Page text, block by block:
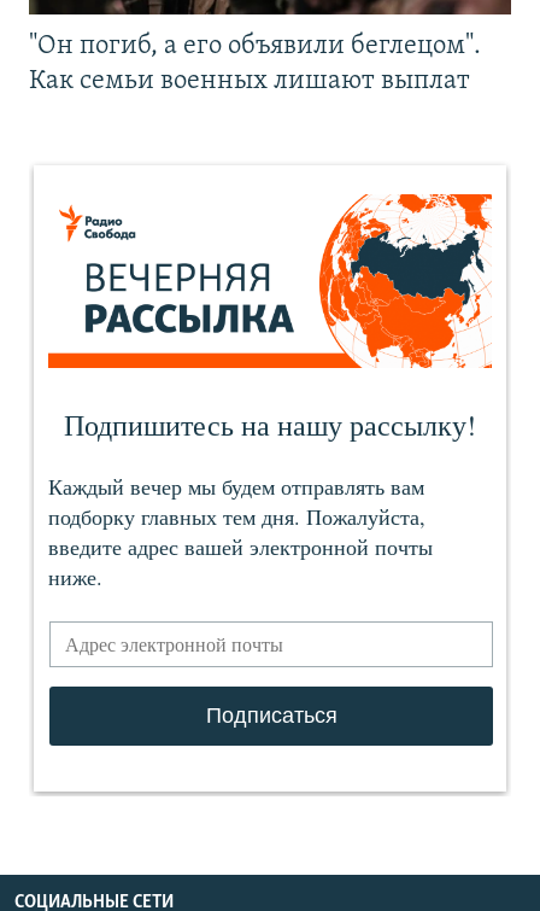
"Он погиб, а его объявили беглецом".
Как семьи военных лишают выплат
СОЦИАЛЬНЫЕ СЕТИ